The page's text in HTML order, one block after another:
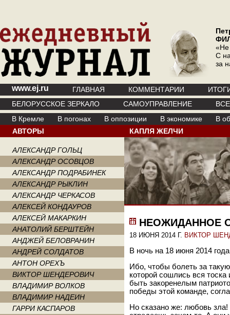
«Не
С
за
www.ej.ru ГЛАВНАЯ КОММЕНТАРИИ
БЕЛОРУССКОЕ ЗЕРКАЛО
САМОУПРАВЛЕНИЕ
В Кремле
В погонах В оппозиции В экономике
В
АВТОРЫ
АЛЕКСАНДР ГОЛЬЦ
АЛЕКСАНДР ОСОВЦОВ
АЛЕКСАНДР ПОДРАБИНЕК
АЛЕКСАНДР РЫКЛИН
АЛЕКСАНДР ЧЕРКАСОВ
АЛЕКСЕЙ КОНДАУРОВ
АЛЕКСЕЙ МАКАРКИН
АНАТОЛИЙ БЕРШТЕЙН
АНДЖЕЙ БЕЛОВРАНИН
АНДРЕЙ СОЛДАТОВ
АНТОН ОРЕХЪ
ВИКТОР ШЕНДЕРОВИЧ
ВЛАДИМИР ВОЛКОВ
ВЛАДИМИР НАДЕИН
ГАРРИ КАСПАРОВ
КАПЛЯ ЖЕЛЧИ
НЕОЖИДАННОЕ
18 ИЮНЯ 2014 Г. ВИКТОР
В ночь на 18 июня 2014
Ибо, чтобы болеть за
которой сошлись вся
быть закоренелым
победы этой команде,
Но сказано же: любовь